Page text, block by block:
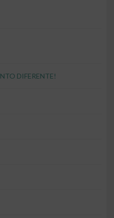
DIFERENTE!